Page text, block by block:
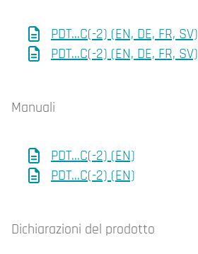
PDT...C(-2) (EN, DE, FR, SV)
PDT...C(-2) (EN, DE, FR, SV)
Manuali
PDT...C(-2) (EN)
PDT...C(-2) (EN)
Dichiarazioni del prodotto